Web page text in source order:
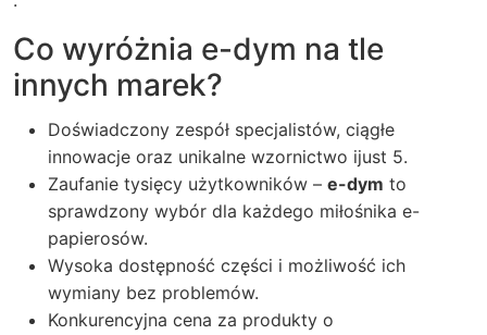
Co wyróżnia e-dym na tle
innych marek?
Doświadczony zespół specjalistów, ciągłe
innowacje oraz unikalne wzornictwo ijust 5.
Zaufanie tysięcy użytkowników – e-dym to
sprawdzony wybór dla każdego miłośnika e-
papierosów.
Wysoka dostępność części i możliwość ich
wymiany bez problemów.
Konkurencyjna cena za produkty o